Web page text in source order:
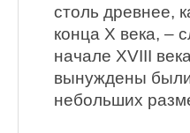
столь древнее,
конца Х века, –
начале XVIII
вынуждены
небольших